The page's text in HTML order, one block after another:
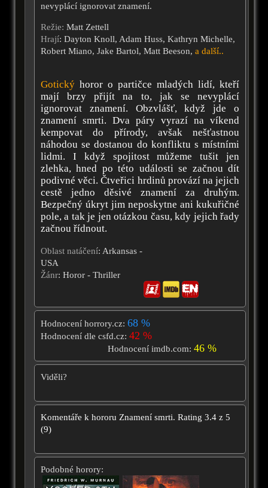
nevyplácí ignorovat znamení.
Režie: Matt Zettell
Hrají: Dayton Knoll, Adam Huss, Kathryn Michelle,
Robert Miano, Jake Bartol, Matt Beeson, a další..
Gotický horor o partičce mladých lidí, kteří
mají brzy přijít na to, jak se nevyplácí
ignorovat znamení. Obzvlášť, když jde o
znamení smrti. Dva páry vyrazí na víkend
kempovat do přírody, avšak nešťastnou
náhodou se dostanou do konfliktu s místními
lidmi. I když spojitost můžeme tušit jen
zlehka, hned po této události se začnou dít
podivné věci. Čtveřici hrdinů provází na jejich
cestě jedno děsivé znamení za druhým.
Bezpečný úkryt jim neposkytne ani kukuřičné
pole, a tak je jen otázkou času, kdy jejich řady
začnou řídnout.
Oblast natáčení: Arkansas -
USA
Žánr: Horor - Thriller
Hodnocení horrory.cz: 68 %
Hodnocení dle csfd.cz: 42 %
Hodnocení imdb.com:46 %
Viděli?
Komentáře k hororu Znamení smrti. Rating 3.4 z 5
(9)
Podobné horory: